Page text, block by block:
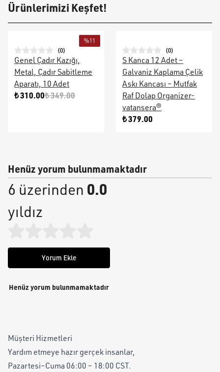
Ürünlerimizi Keşfet!
%11
(0)
Genel Çadır Kazığı,
Metal, Çadır Sabitleme
Aparatı, 10 Adet
₺ 310.00₺ 349.00
(0)
S Kanca 12 Adet –
Galvaniz Kaplama Çelik
Askı Kancası – Mutfak
Raf Dolap Organizer-
vatansera®
₺ 379.00
Henüz yorum bulunmamaktadır
6 üzerinden 0.0
yıldız
Yorum Ekle
Henüz yorum bulunmamaktadır
Müşteri Hizmetleri
Yardım etmeye hazır gerçek insanlar,
Pazartesi–Cuma 06:00 – 18:00 CST.